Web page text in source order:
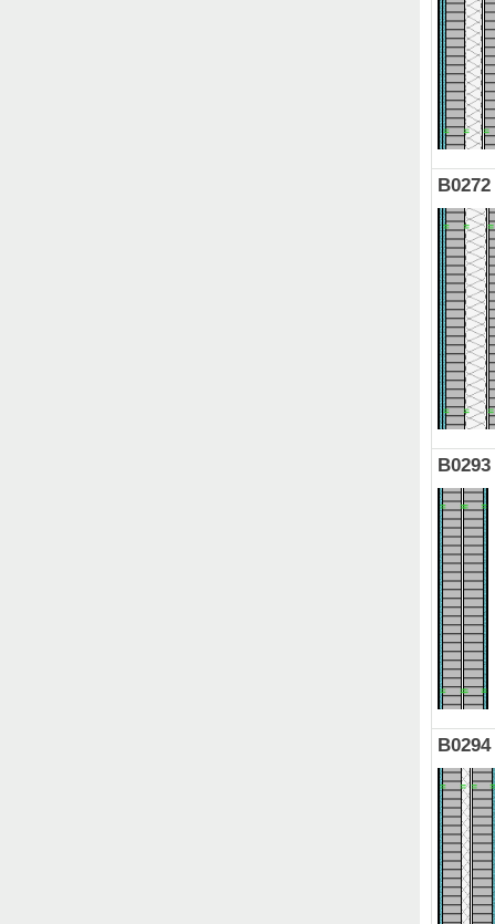
B0272
B0293
B0294